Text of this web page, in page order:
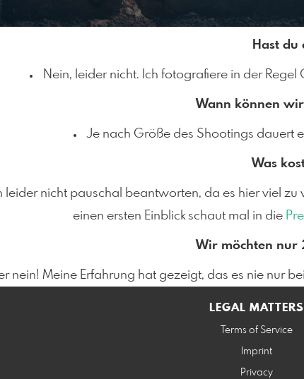
Hast du
Nein, leider nicht. Ich fotografiere in der
Wann können
Je nach Größe des Shootings dauert
Was
leider nicht pauschal beantworten, da es hier viel zu
einen ersten Einblick schaut mal in die
Wir möchten nur
nein! Meine Erfahrung hat gezeigt, das es nie nur
LEGAL MATTERS
Terms of Service
Imprint
Privacy